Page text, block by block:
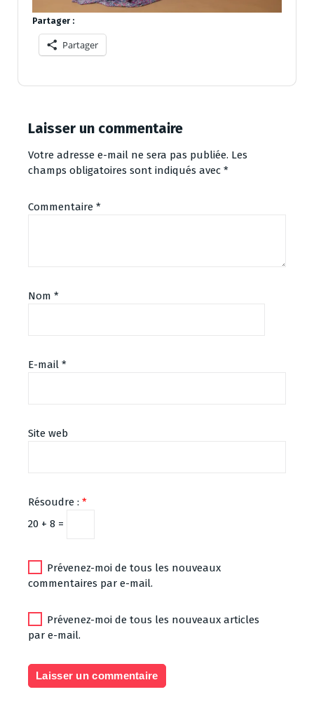
Partager :
Partager
Laisser un commentaire
Votre adresse e-mail ne sera pas publiée. Les
champs obligatoires sont indiqués avec *
Commentaire *
Nom *
E-mail *
Site web
Résoudre : *
20 + 8 =
Prévenez-moi de tous les nouveaux
commentaires par e-mail.
Prévenez-moi de tous les nouveaux articles
par e-mail.